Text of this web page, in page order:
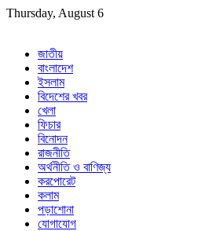
Skip
Thursday, August 6
জাতীয়
বাংলাদেশ
ইসলাম
বিদেশের খবর
খেলা
ফিচার
বিনোদন
রাজনীতি
অর্থনীতি ও বাণিজ্য
করপোরেট
কলাম
পড়াশোনা
যোগাযোগ